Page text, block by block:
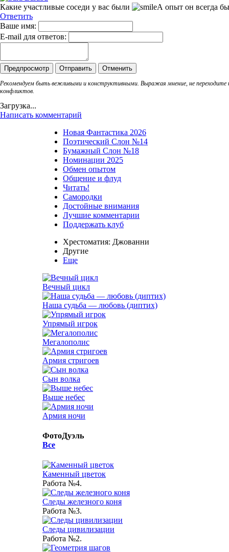
Какие участливые соседи у вас были
А опыт он всегда
Ответить
Ваше имя:
E-mail для ответов:
Рекомендуем быть вежливыми и конструктивными. Выражая мнение, не
конфликтов.
Загрузка...
Написать комментарий
Новая Фантастика 2026
Поэтический Слон №14
Бумажный Слон №18
Номинации 2025
Обмен опытом
Общение и флуд
Читать!
Самородки
Достойные внимания
Лучшие комментарии
Поддержать клуб
Хрестоматия: Джованни
Другие
Еще
Вечный цикл
Наша судьба — любовь (диптих)
Упрямый игрок
Мегалополис
Армия стригоев
Сын волка
Выше небес
Армия ночи
ФотоДуэль
Все
Каменный цветок
Работа №4.
Следы железного коня
Работа №3.
Следы цивилизации
Работа №2.